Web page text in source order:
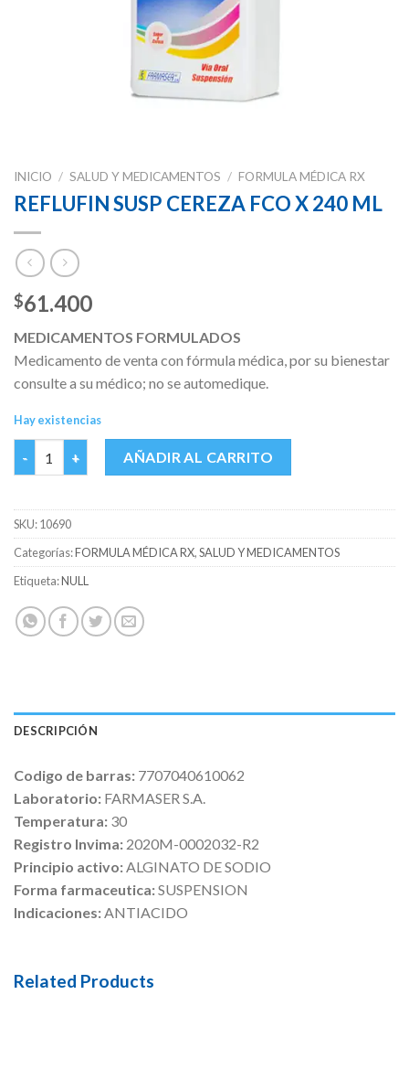
INICIO / SALUD Y MEDICAMENTOS / FORMULA MÉDICA RX
REFLUFIN SUSP CEREZA FCO X 240 ML
$61.400
MEDICAMENTOS FORMULADOS
Medicamento de venta con fórmula médica, por su bienestar
consulte a su médico; no se automedique.
Hay existencias
REFLUFIN SUSP CEREZA FCO X 240 ML cantidad
AÑADIR AL CARRITO
SKU:10690
Categorías:FORMULA MÉDICA RX,SALUD Y MEDICAMENTOS
Etiqueta:NULL
DESCRIPCIÓN
Codigo de barras: 7707040610062
Laboratorio: FARMASER S.A.
Temperatura: 30
Registro Invima: 2020M-0002032-R2
Principio activo:ALGINATO DE SODIO
Forma farmaceutica:SUSPENSION
Indicaciones:ANTIACIDO
Related Products